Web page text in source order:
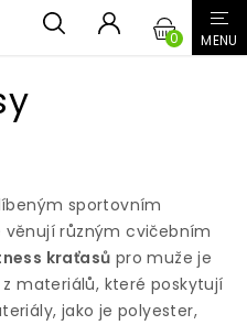
sportovním
různým cvičebním
kraťasů pro muže je
materiálů, které poskytují
jako je polyester,